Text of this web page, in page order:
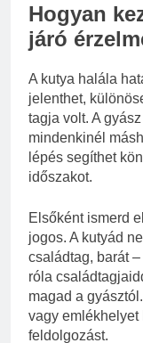
Hogyan
járó
A kutya halála
jelenthet,
tagja volt. A
mindenkinél
lépés segíthet
időszakot.
Elsőként ismerd
jogos. A kutyád
családtag, barát
róla
magad a
vagy emlékhelyet
feldolgozást.